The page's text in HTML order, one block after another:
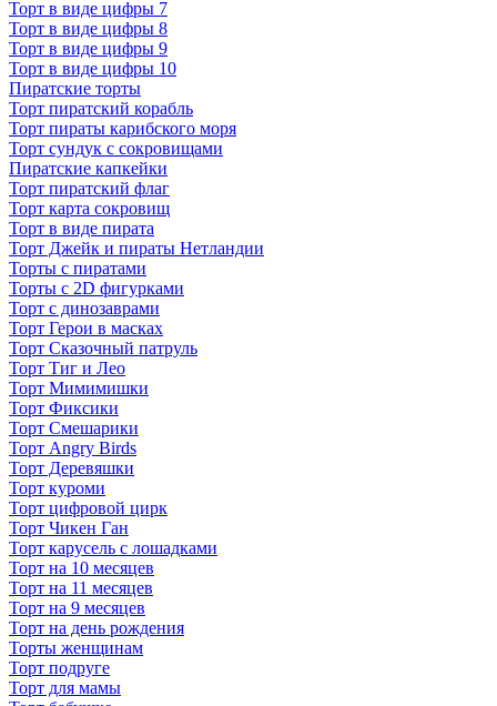
Торт в виде цифры 7
Торт в виде цифры 8
Торт в виде цифры 9
Торт в виде цифры 10
Пиратские торты
Торт пиратский корабль
Торт пираты карибского моря
Торт сундук с сокровищами
Пиратские капкейки
Торт пиратский флаг
Торт карта сокровищ
Торт в виде пирата
Торт Джейк и пираты Нетландии
Торты с пиратами
Торты с 2D фигурками
Торт с динозаврами
Торт Герои в масках
Торт Сказочный патруль
Торт Тиг и Лео
Торт Мимимишки
Торт Фиксики
Торт Смешарики
Торт Angry Birds
Торт Деревяшки
Торт куроми
Торт цифровой цирк
Торт Чикен Ган
Торт карусель с лошадками
Торт на 10 месяцев
Торт на 11 месяцев
Торт на 9 месяцев
Торт на день рождения
Торты женщинам
Торт подруге
Торт для мамы